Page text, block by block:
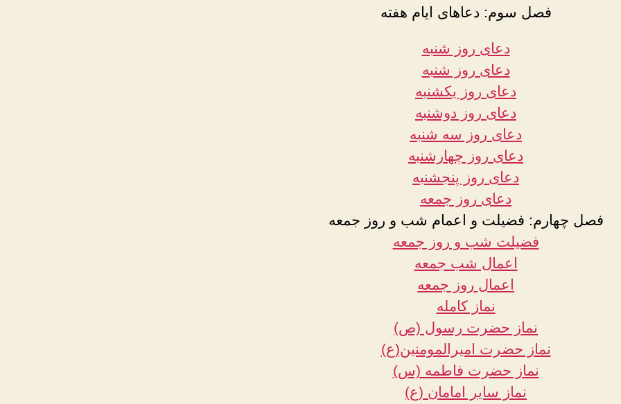
فصل سوم: دعاهای ایام هفته
دعای روز شنبه
دعای روز شنبه
دعای روز یکشنبه
دعای روز دوشنبه
دعای روز سه شنبه
دعای روز چهارشنبه
دعای روز پنجشنبه
دعای روز جمعه
فصل چهارم: فضیلت و اعمام شب و روز جمعه
فضیلت شب و روز جمعه
اعمال شب جمعه
اعمال روز جمعه
نماز کامله
نماز حضرت رسول (ص)
نماز حضرت امیرالمومنین(ع)
نماز حضرت فاطمه (س)
نماز سایر امامان (ع)